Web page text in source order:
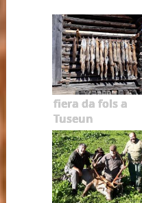
fiera da fols a
Tuseun